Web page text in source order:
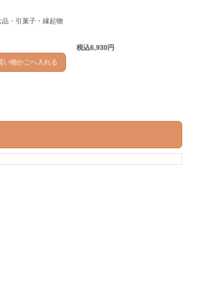
品・引菓子・縁起物
税込6,930円
い物かごへ入れる